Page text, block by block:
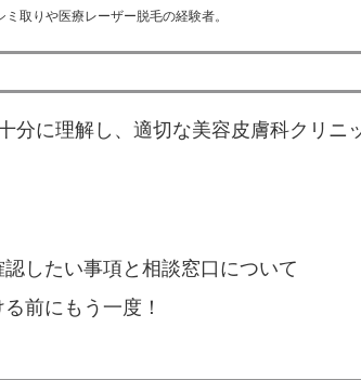
取りや医療レーザー脱毛の経験者。
分に理解し、適切な美容皮膚科クリニ
したい事項と相談窓口について
前にもう一度！